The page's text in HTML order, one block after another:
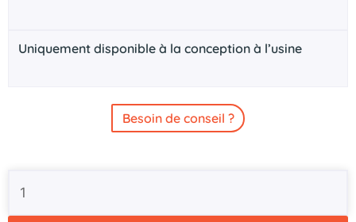
Uniquement disponible à la conception à l’usine
Besoin de conseil ?